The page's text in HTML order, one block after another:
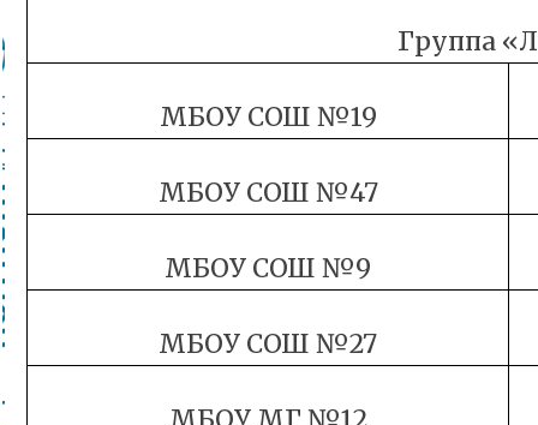
Группа
МБОУ СОШ №19
МБОУ СОШ №47
МБОУ СОШ №9
МБОУ СОШ №27